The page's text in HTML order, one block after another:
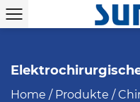
Home / Produkte /